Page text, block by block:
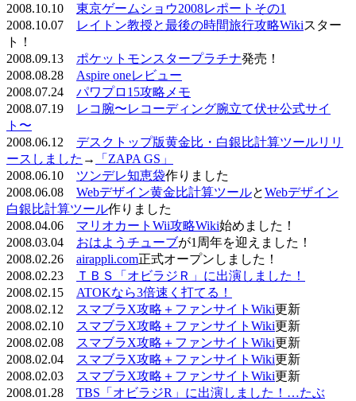
2008.10.10 東京ゲームショウ2008レポートその1
2008.10.07
レイトン教授と最後の時間旅行攻略Wikiスター
ト！
2008.09.13 ポケットモンスタープラチナ発売！
2008.08.28 Aspire oneレビュー
2008.07.24 パワプロ15攻略メモ
2008.07.19
レコ腕〜レコーディング腕立て伏せ公式サイ
ト〜
2008.06.12 デスクトップ版黄金比・白銀比計算ツールリリ
ースしました →
「ZAPA GS」
2008.06.10 ツンデレ知恵袋作りました
2008.06.08 Webデザイン黄金比計算ツールとWebデザイン
白銀比計算ツール作りました
2008.04.06 マリオカートWii攻略Wiki始めました！
2008.03.04 おはようチューブが1周年を迎えました！
2008.02.26 airappli.com正式オープンしました！
2008.02.23
ＴＢＳ「オビラジＲ」に出演しました！
2008.02.15 ATOKなら3倍速く打てる！
2008.02.12
スマブラX攻略＋ファンサイトWiki更新
2008.02.10
スマブラX攻略＋ファンサイトWiki更新
2008.02.08
スマブラX攻略＋ファンサイトWiki更新
2008.02.04
スマブラX攻略＋ファンサイトWiki更新
2008.02.03
スマブラX攻略＋ファンサイトWiki更新
2008.01.28 TBS「オビラジR」に出演しました！…たぶ